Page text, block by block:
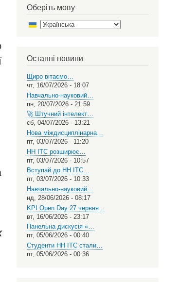
Оберіть мову
Останні новини
Щиро вітаємо…
чт, 16/07/2026 - 18:07
Навчально-науковий…
пн, 20/07/2026 - 21:59
🚀 Штучний інтелект…
сб, 04/07/2026 - 13:21
Нова міждисциплінарна…
пт, 03/07/2026 - 11:20
НН ІТС розширює…
пт, 03/07/2026 - 10:57
Вступай до НН ІТС…
пт, 03/07/2026 - 10:33
Навчально-науковий…
нд, 28/06/2026 - 08:17
KPI Open Day 27 червня…
вт, 16/06/2026 - 23:17
Панельна дискусія «…
пт, 05/06/2026 - 00:40
Студенти НН ІТС стали…
пт, 05/06/2026 - 00:36